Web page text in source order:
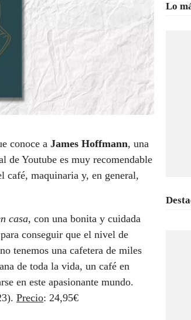
conoce a James Hoffmann, una
de Youtube es muy recomendable
café, maquinaria y, en general,
casa, con una bonita y cuidada
conseguir que el nivel de
tenemos una cafetera de miles
de toda la vida, un café en
en este apasionante mundo.
Precio: 24,95€
Lo